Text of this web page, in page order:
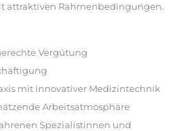
attraktiven Rahmenbedingungen.
Vergütung
mit innovativer Medizintechnik
Arbeitsatmosphäre
Spezialistinnen und